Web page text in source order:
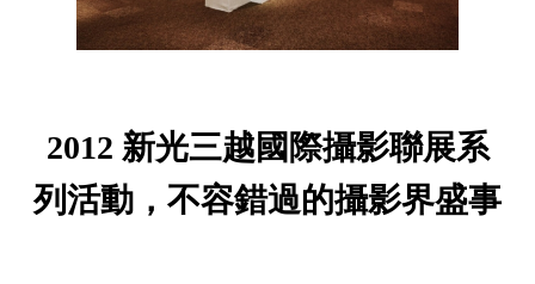
2012 新光三越國際攝影聯展系
列活動，不容錯過的攝影界盛事